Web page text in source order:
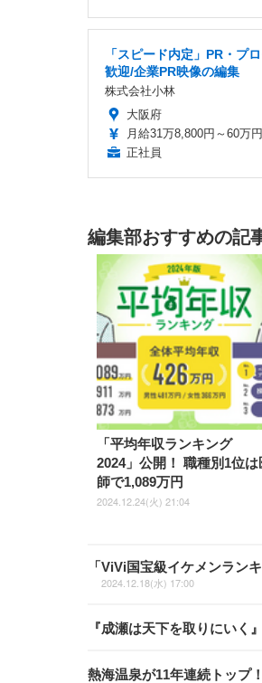
「スピード内定」PR・プ
歓迎/企業PR映像の編集
株式会社小林
大阪府
月給31万8,800円～60万円
正社員
編集部おすすめの記
「平均年収ランキング
2024」公開！ 職種別1位は
師で1,089万円
2024.12.24(火) 21:04
「ViVi国宝級イケメンラン
2024.12.18(水) 17:00
『成瀬は天下を取りにい
熱海温泉が11年連続トップ